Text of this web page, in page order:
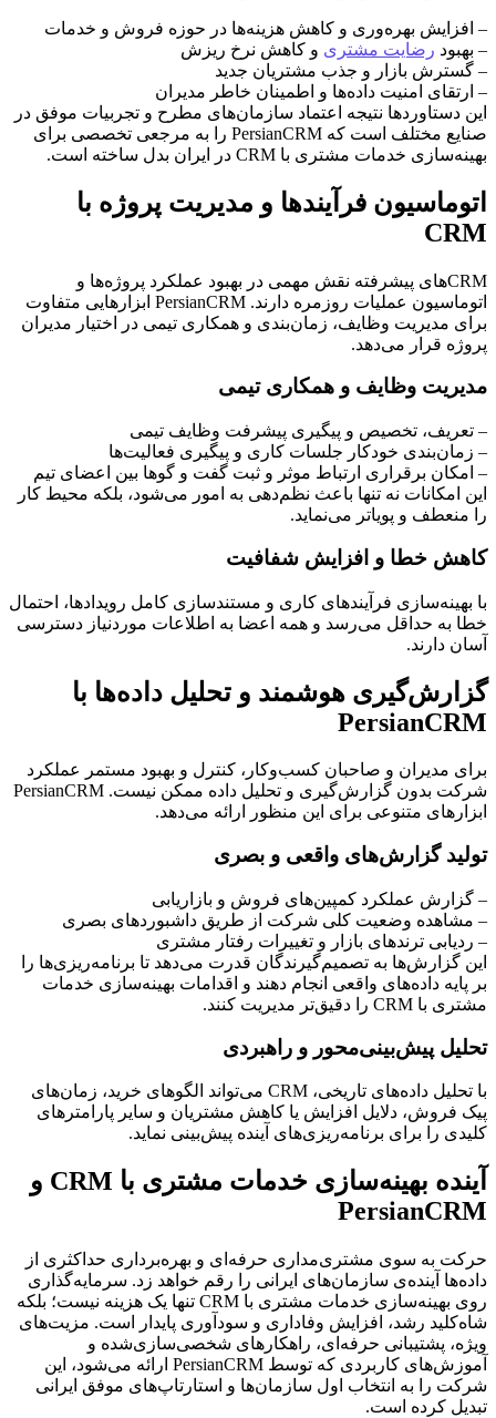
– افزایش بهره‌وری و کاهش هزینه‌ها در حوزه فروش و خدمات
– بهبود رضایت مشتری و کاهش نرخ ریزش
– گسترش بازار و جذب مشتریان جدید
– ارتقای امنیت داده‌ها و اطمینان خاطر مدیران
این دستاوردها نتیجه اعتماد سازمان‌های مطرح و تجربیات موفق در
صنایع مختلف است که PersianCRM را به مرجعی تخصصی برای
بهینه‌سازی خدمات مشتری با CRM در ایران بدل ساخته است.
اتوماسیون فرآیندها و مدیریت پروژه با
CRM
CRMهای پیشرفته نقش مهمی در بهبود عملکرد پروژه‌ها و
اتوماسیون عملیات روزمره دارند. PersianCRM ابزارهایی متفاوت
برای مدیریت وظایف، زمان‌بندی و همکاری تیمی در اختیار مدیران
پروژه قرار می‌دهد.
مدیریت وظایف و همکاری تیمی
– تعریف، تخصیص و پیگیری پیشرفت وظایف تیمی
– زمان‌بندی خودکار جلسات کاری و پیگیری فعالیت‌ها
– امکان برقراری ارتباط موثر و ثبت گفت و گوها بین اعضای تیم
این امکانات نه تنها باعث نظم‌دهی به امور می‌شود، بلکه محیط کار
را منعطف و پویاتر می‌نماید.
کاهش خطا و افزایش شفافیت
با بهینه‌سازی فرآیندهای کاری و مستندسازی کامل رویدادها، احتمال
خطا به حداقل می‌رسد و همه اعضا به اطلاعات موردنیاز دسترسی
آسان دارند.
گزارش‌گیری هوشمند و تحلیل داده‌ها با
PersianCRM
برای مدیران و صاحبان کسب‌وکار، کنترل و بهبود مستمر عملکرد
شرکت بدون گزارش‌گیری و تحلیل داده ممکن نیست. PersianCRM
ابزارهای متنوعی برای این منظور ارائه می‌دهد.
تولید گزارش‌های واقعی و بصری
– گزارش عملکرد کمپین‌های فروش و بازاریابی
– مشاهده وضعیت کلی شرکت از طریق داشبوردهای بصری
– ردیابی ترندهای بازار و تغییرات رفتار مشتری
این گزارش‌ها به تصمیم‌گیرندگان قدرت می‌دهد تا برنامه‌ریزی‌ها را
بر پایه داده‌های واقعی انجام دهند و اقدامات بهینه‌سازی خدمات
مشتری با CRM را دقیق‌تر مدیریت کنند.
تحلیل پیش‌بینی‌محور و راهبردی
با تحلیل داده‌های تاریخی، CRM می‌تواند الگوهای خرید، زمان‌های
پیک فروش، دلایل افزایش یا کاهش مشتریان و سایر پارامترهای
کلیدی را برای برنامه‌ریزی‌های آینده پیش‌بینی نماید.
آینده بهینه‌سازی خدمات مشتری با CRM و
PersianCRM
حرکت به سوی مشتری‌مداری حرفه‌ای و بهره‌برداری حداکثری از
داده‌ها آینده‌ی سازمان‌های ایرانی را رقم خواهد زد. سرمایه‌گذاری
روی بهینه‌سازی خدمات مشتری با CRM تنها یک هزینه نیست؛ بلکه
شاه‌کلید رشد، افزایش وفاداری و سودآوری پایدار است. مزیت‌های
ویژه، پشتیبانی حرفه‌ای، راهکارهای شخصی‌سازی‌شده و
آموزش‌های کاربردی که توسط PersianCRM ارائه می‌شود، این
شرکت را به انتخاب اول سازمان‌ها و استارتاپ‌های موفق ایرانی
تبدیل کرده است.